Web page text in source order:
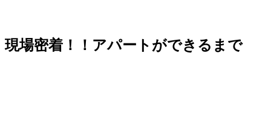
現場密着！！アパートができるまで